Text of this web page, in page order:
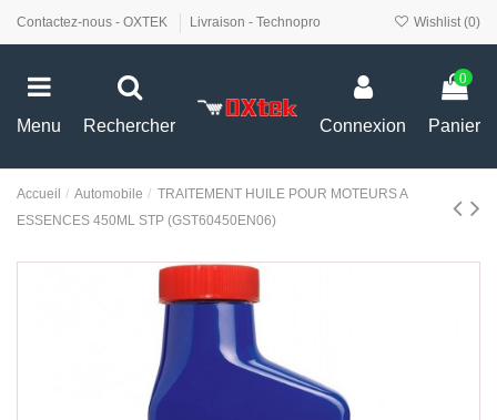
Contactez-nous - OXTEK Livraison - Technopro Wishlist (0)
Menu Rechercher Connexion
0
Panier
Accueil Automobile
TRAITEMENT HUILE POUR MOTEURS A
ESSENCES 450ML STP (GST60450EN06)